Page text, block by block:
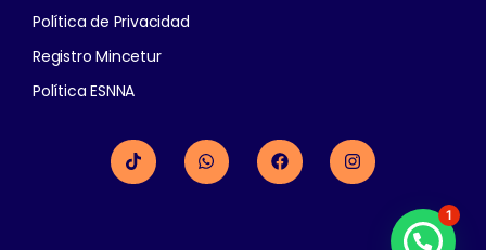
Política de Privacidad
Registro Mincetur
Política ESNNA
1